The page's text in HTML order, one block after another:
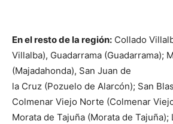
En el resto de la región: Collado
Villalba), Guadarrama (Guadarrama);
(Majadahonda), San Juan de
la Cruz (Pozuelo de Alarcón); San
Colmenar Viejo Norte (Colmenar
Morata de Tajuña (Morata de Tajuña);